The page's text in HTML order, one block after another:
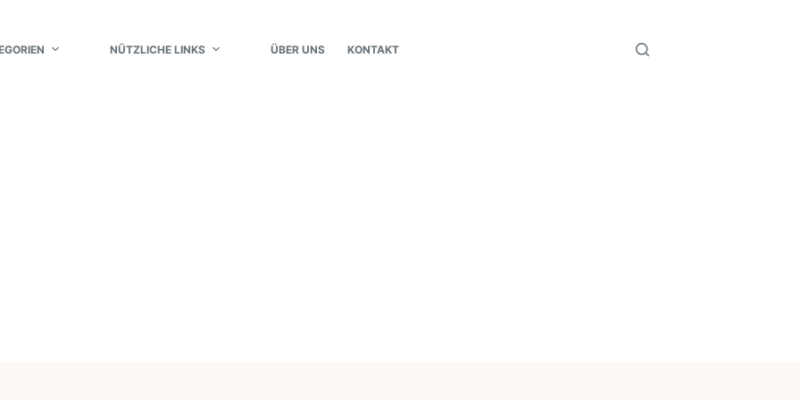
NÜTZLICHE LINKS ÜBER UNS KONTAKT